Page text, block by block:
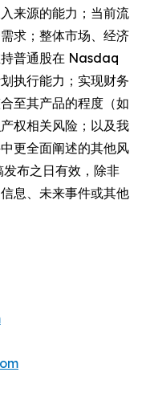
来源的能力；当前流
求；整体市场、经济
普通股在 Nasdaq
执行能力；实现财务
至其产品的程度（如
权相关风险；以及我
更全面阐述的其他风
布之日有效，除非
息、未来事件或其他